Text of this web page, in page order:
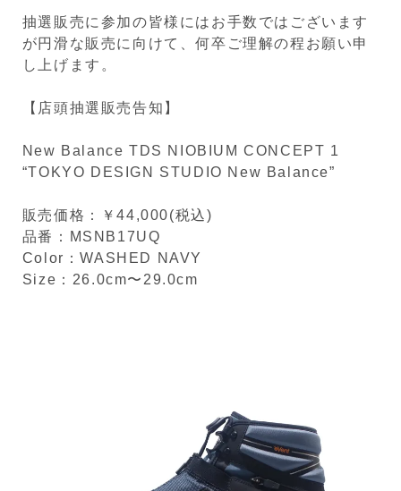
抽選販売に参加の皆様にはお手数ではございます
が円滑な販売に向けて、何卒ご理解の程お願い申
し上げます。
【店頭抽選販売告知】
New Balance TDS NIOBIUM CONCEPT 1
“TOKYO DESIGN STUDIO New Balance”
販売価格：￥44,000(税込)
品番：MSNB17UQ
Color：WASHED NAVY
Size：26.0cm〜29.0cm